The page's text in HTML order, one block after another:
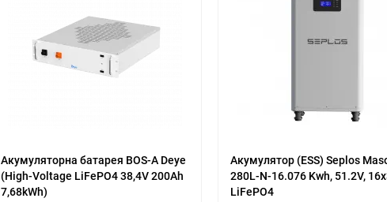
Акумуляторна батарея BOS-A Deye
(High-Voltage LiFePO4 38,4V 200Ah
7,68kWh)
Акумулятор (ESS) Seplos
280L-N-16.076 Kwh, 51.2V,
LiFePO4